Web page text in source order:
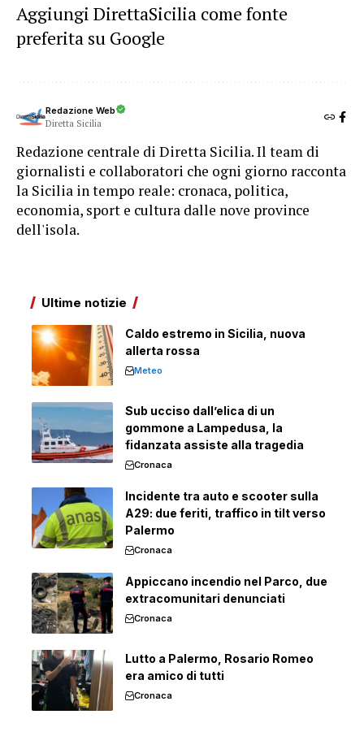
Aggiungi DirettaSicilia come fonte
preferita su Google
Redazione Web
Diretta Sicilia
Redazione centrale di Diretta Sicilia. Il team di
giornalisti e collaboratori che ogni giorno racconta
la Sicilia in tempo reale: cronaca, politica,
economia, sport e cultura dalle nove province
dell'isola.
Ultime notizie
Caldo estremo in Sicilia, nuova
allerta rossa
Meteo
Sub ucciso dall’elica di un
gommone a Lampedusa, la
fidanzata assiste alla tragedia
Cronaca
Incidente tra auto e scooter sulla
A29: due feriti, traffico in tilt verso
Palermo
Cronaca
Appiccano incendio nel Parco, due
extracomunitari denunciati
Cronaca
Lutto a Palermo, Rosario Romeo
era amico di tutti
Cronaca